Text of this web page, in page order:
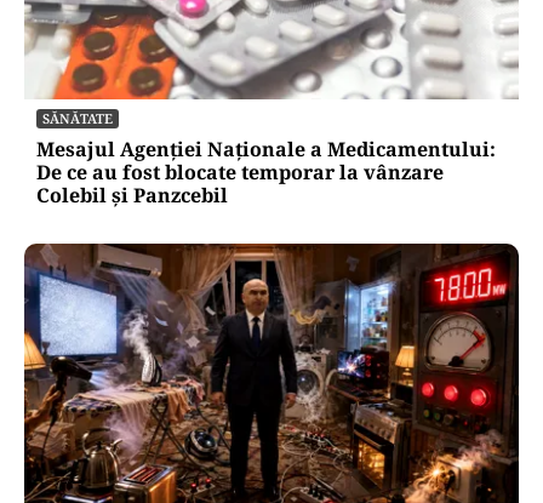
POLITICĂ
Ciprian Șerban îl acuză pe Ilie Bolojan de
dezinformare în scandalul proiectului Bala II:
„A fost blocat de Comisia Europeană, nu
abandonat”
SĂNĂTATE